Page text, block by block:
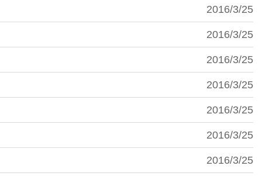
2016/3/25
2016/3/25
2016/3/25
2016/3/25
2016/3/25
2016/3/25
2016/3/25